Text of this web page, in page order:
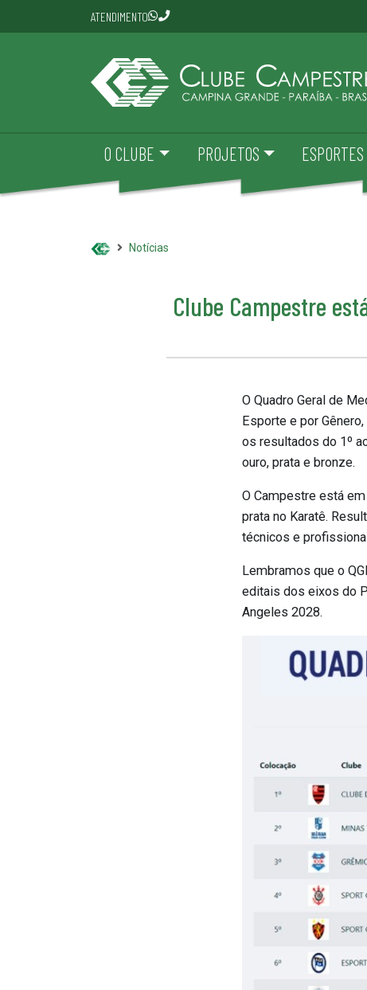
ATENDIMENTO
O CLUBE PROJETOS ESPORTES
Notícias
Clube Campestre
O Quadro Geral de
Esporte e por
os resultados do 1º
ouro, prata e bronze.
O Campestre está
prata no Karatê.
técnicos e
Lembramos que o
editais dos eixos do
Angeles 2028.